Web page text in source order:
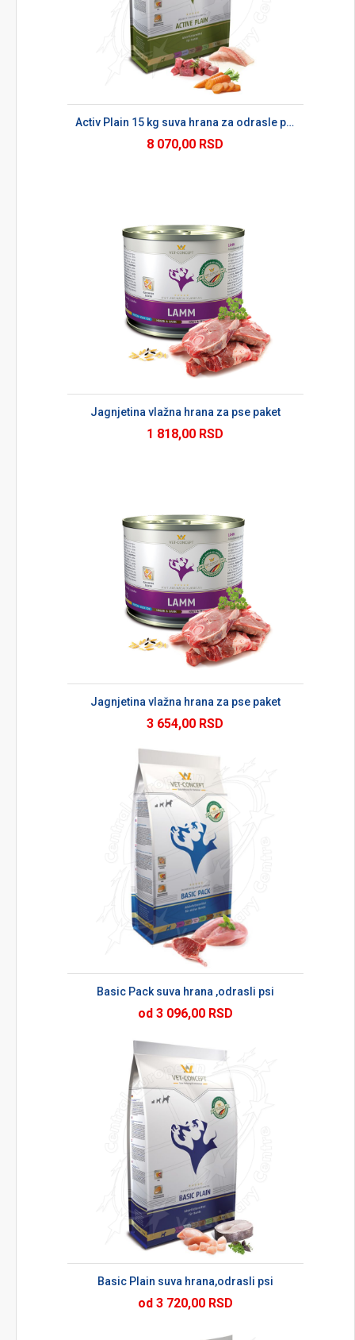
Activ Plain 15 kg suva hrana za odrasle pse
8 070,00 RSD
Jagnjetina vlažna hrana za pse paket
1 818,00 RSD
Jagnjetina vlažna hrana za pse paket
3 654,00 RSD
Basic Pack suva hrana ,odrasli psi
od 3 096,00 RSD
Basic Plain suva hrana,odrasli psi
od 3 720,00 RSD